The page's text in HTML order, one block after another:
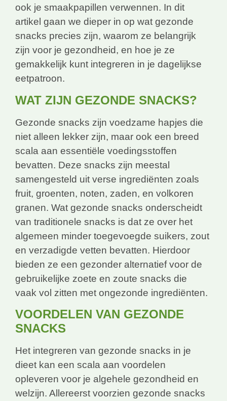
ook je smaakpapillen verwennen. In dit
artikel gaan we dieper in op wat gezonde
snacks precies zijn, waarom ze belangrijk
zijn voor je gezondheid, en hoe je ze
gemakkelijk kunt integreren in je dagelijkse
eetpatroon.
WAT ZIJN GEZONDE SNACKS?
Gezonde snacks zijn voedzame hapjes die
niet alleen lekker zijn, maar ook een breed
scala aan essentiële voedingsstoffen
bevatten. Deze snacks zijn meestal
samengesteld uit verse ingrediënten zoals
fruit, groenten, noten, zaden, en volkoren
granen. Wat gezonde snacks onderscheidt
van traditionele snacks is dat ze over het
algemeen minder toegevoegde suikers, zout
en verzadigde vetten bevatten. Hierdoor
bieden ze een gezonder alternatief voor de
gebruikelijke zoete en zoute snacks die
vaak vol zitten met ongezonde ingrediënten.
VOORDELEN VAN GEZONDE
SNACKS
Het integreren van gezonde snacks in je
dieet kan een scala aan voordelen
opleveren voor je algehele gezondheid en
welzijn. Allereerst voorzien gezonde snacks